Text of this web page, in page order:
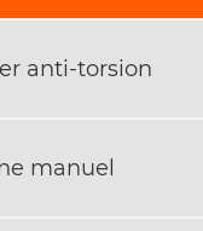
anti-torsion
manuel